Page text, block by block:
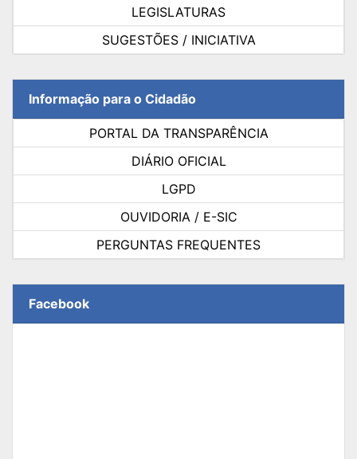
LEGISLATURAS
SUGESTÕES / INICIATIVA
Informação para o Cidadão
PORTAL DA TRANSPARÊNCIA
DIÁRIO OFICIAL
LGPD
OUVIDORIA / E-SIC
PERGUNTAS FREQUENTES
Facebook